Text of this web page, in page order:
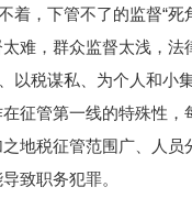
着，下管不了的监督“
难，群众监督太浅，
以税谋私、为个人和
征管第一线的特殊性
地税征管范围广、人
致职务犯罪。